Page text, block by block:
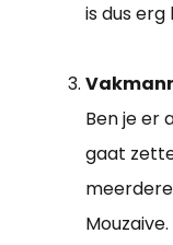
is dus erg
Ben je er
gaat